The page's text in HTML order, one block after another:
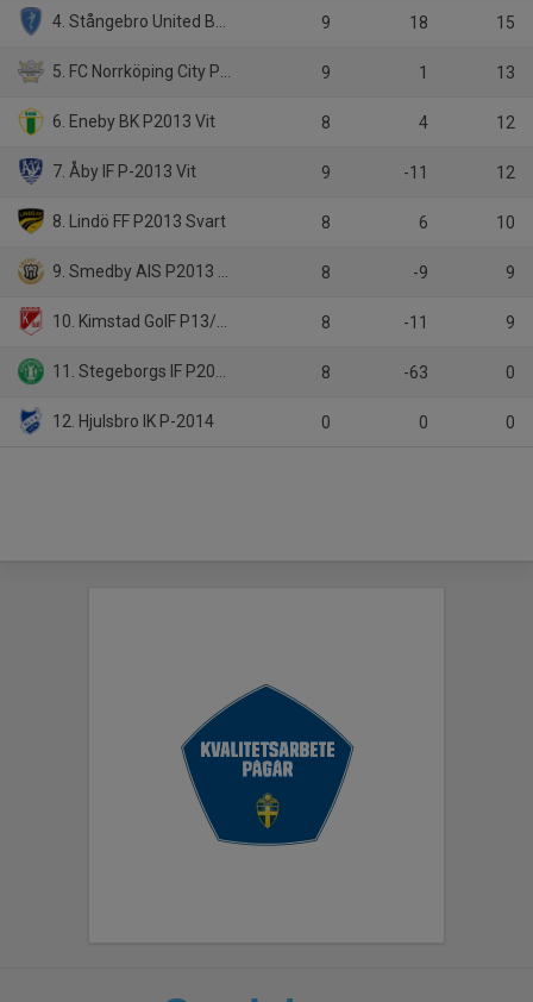
4. Stångebro United BK 2013 U 9 18 15
5. FC Norrköping City P2013 9 1 13
6. Eneby BK P2013 Vit 8 4 12
7. Åby IF P-2013 Vit 9 -11 12
8. Lindö FF P2013 Svart 8 6 10
9. Smedby AIS P2013 Svart 8 -9 9
10. Kimstad GoIF P13/14 8 -11 9
11. Stegeborgs IF P2013 Stegeborgs IF P13 8 -63 0
12. Hjulsbro IK P-2014 0 0 0